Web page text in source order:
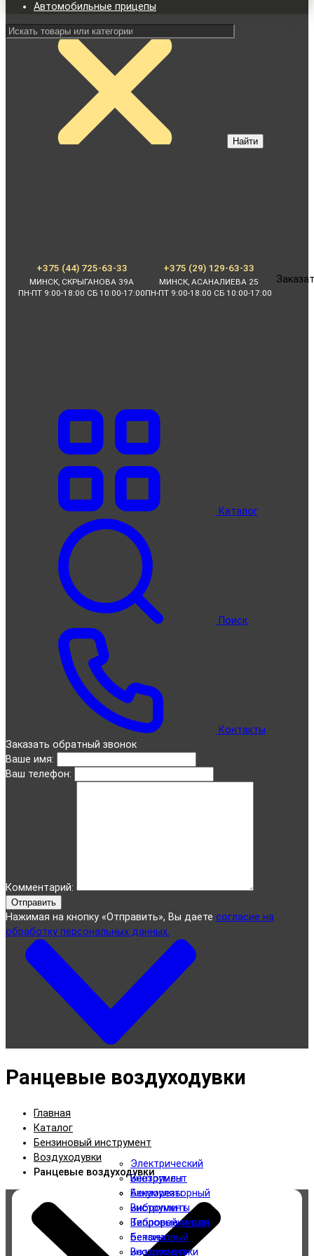
Автомобильные прицепы
Найти
+375 (44) 725-63-33
МИНСК, СКРЫГАНОВА 39А
ПН-ПТ 9:00-18:00 СБ 10:00-17:00
+375 (29) 129-63-33
МИНСК, АСАНАЛИЕВА 25
ПН-ПТ 9:00-18:00 СБ 10:00-17:00
Каталог
Поиск
Контакты
Заказать обратный звонок
Ваше имя:
Ваш телефон:
Комментарий:
Отправить
Нажимая на кнопку «Отправить», Вы даете согласие на
обработку персональных данных.
Ранцевые воздуходувки
Главная
Каталог
Бензиновый инструмент
Электрический
инструмент
Аккумуляторный
инструмент
Тепловые пушки
Бензиновый
инструмент
Воздуходувки
Бензопилы
Бензорезы
Виброплиты
Виброрейки для
бетона
Воздуходувки
Ранцевые воздуходувки
Категории
Электрический инструмент